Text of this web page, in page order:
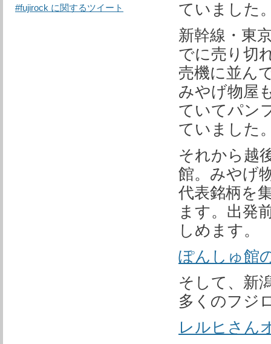
ていました
新幹線・東
でに売り切
売機に並ん
みやげ物屋
ていてパン
ていました
それから越
館。みやげ
代表銘柄を
ます。出発
しめます。
ぽんしゅ館
そして、新
多くのフジ
レルヒさん
#fujirock に関するツイート